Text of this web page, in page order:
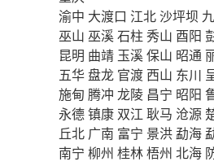
渝中 大渡口 江北沙坪坝
巫山 巫溪石柱 秀山 酉阳
昆明 曲靖 玉溪保山 昭通
五华盘龙 官渡 西山 东川
施甸 腾冲 龙陵 昌宁 昭阳
永德镇康 双江 耿马 沧源
丘北 广南 富宁 景洪 勐海
南宁 柳州 桂林梧州 北海